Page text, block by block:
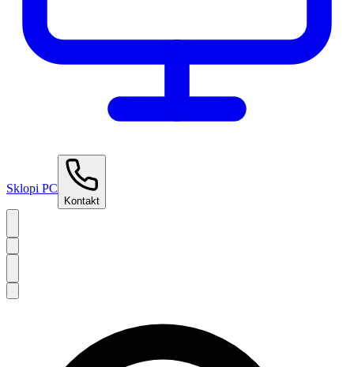
Sklopi PC
Kontakt